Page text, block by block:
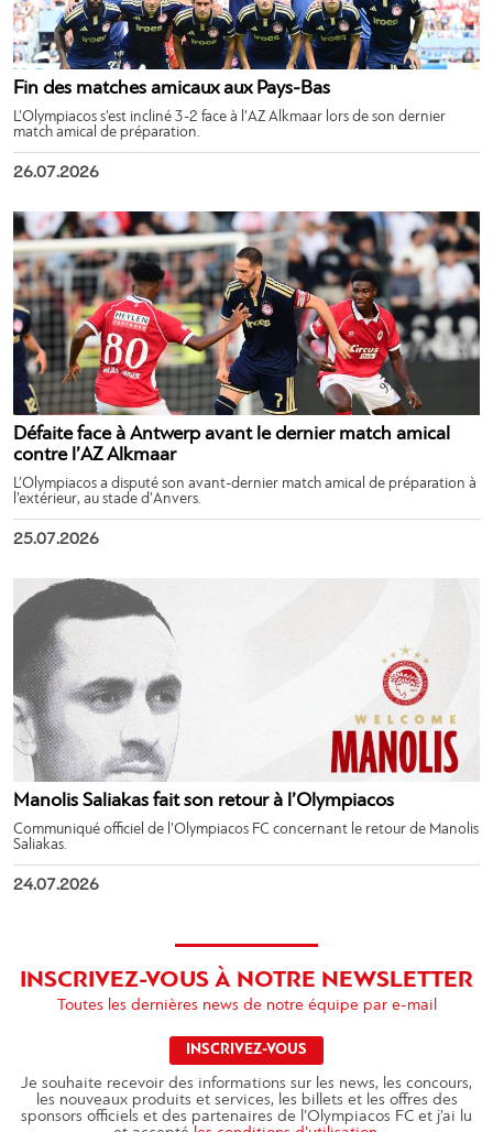
Fin des matches amicaux aux Pays-Bas
L’Olympiacos s’est incliné 3-2 face à l’AZ Alkmaar lors de son dernier
match amical de préparation.
26.07.2026
Défaite face à Antwerp avant le dernier match amical
contre l’AZ Alkmaar
L’Olympiacos a disputé son avant-dernier match amical de préparation à
l’extérieur, au stade d’Anvers.
25.07.2026
Manolis Saliakas fait son retour à l’Olympiacos
Communiqué officiel de l’Olympiacos FC concernant le retour de Manolis
Saliakas.
24.07.2026
INSCRIVEZ-VOUS À NOTRE NEWSLETTER
Toutes les dernières news de notre équipe par e-mail
INSCRIVEZ-VOUS
Je souhaite recevoir des informations sur les news, les concours,
les nouveaux produits et services, les billets et les offres des
sponsors officiels et des partenaires de l’Olympiacos FC et j’ai lu